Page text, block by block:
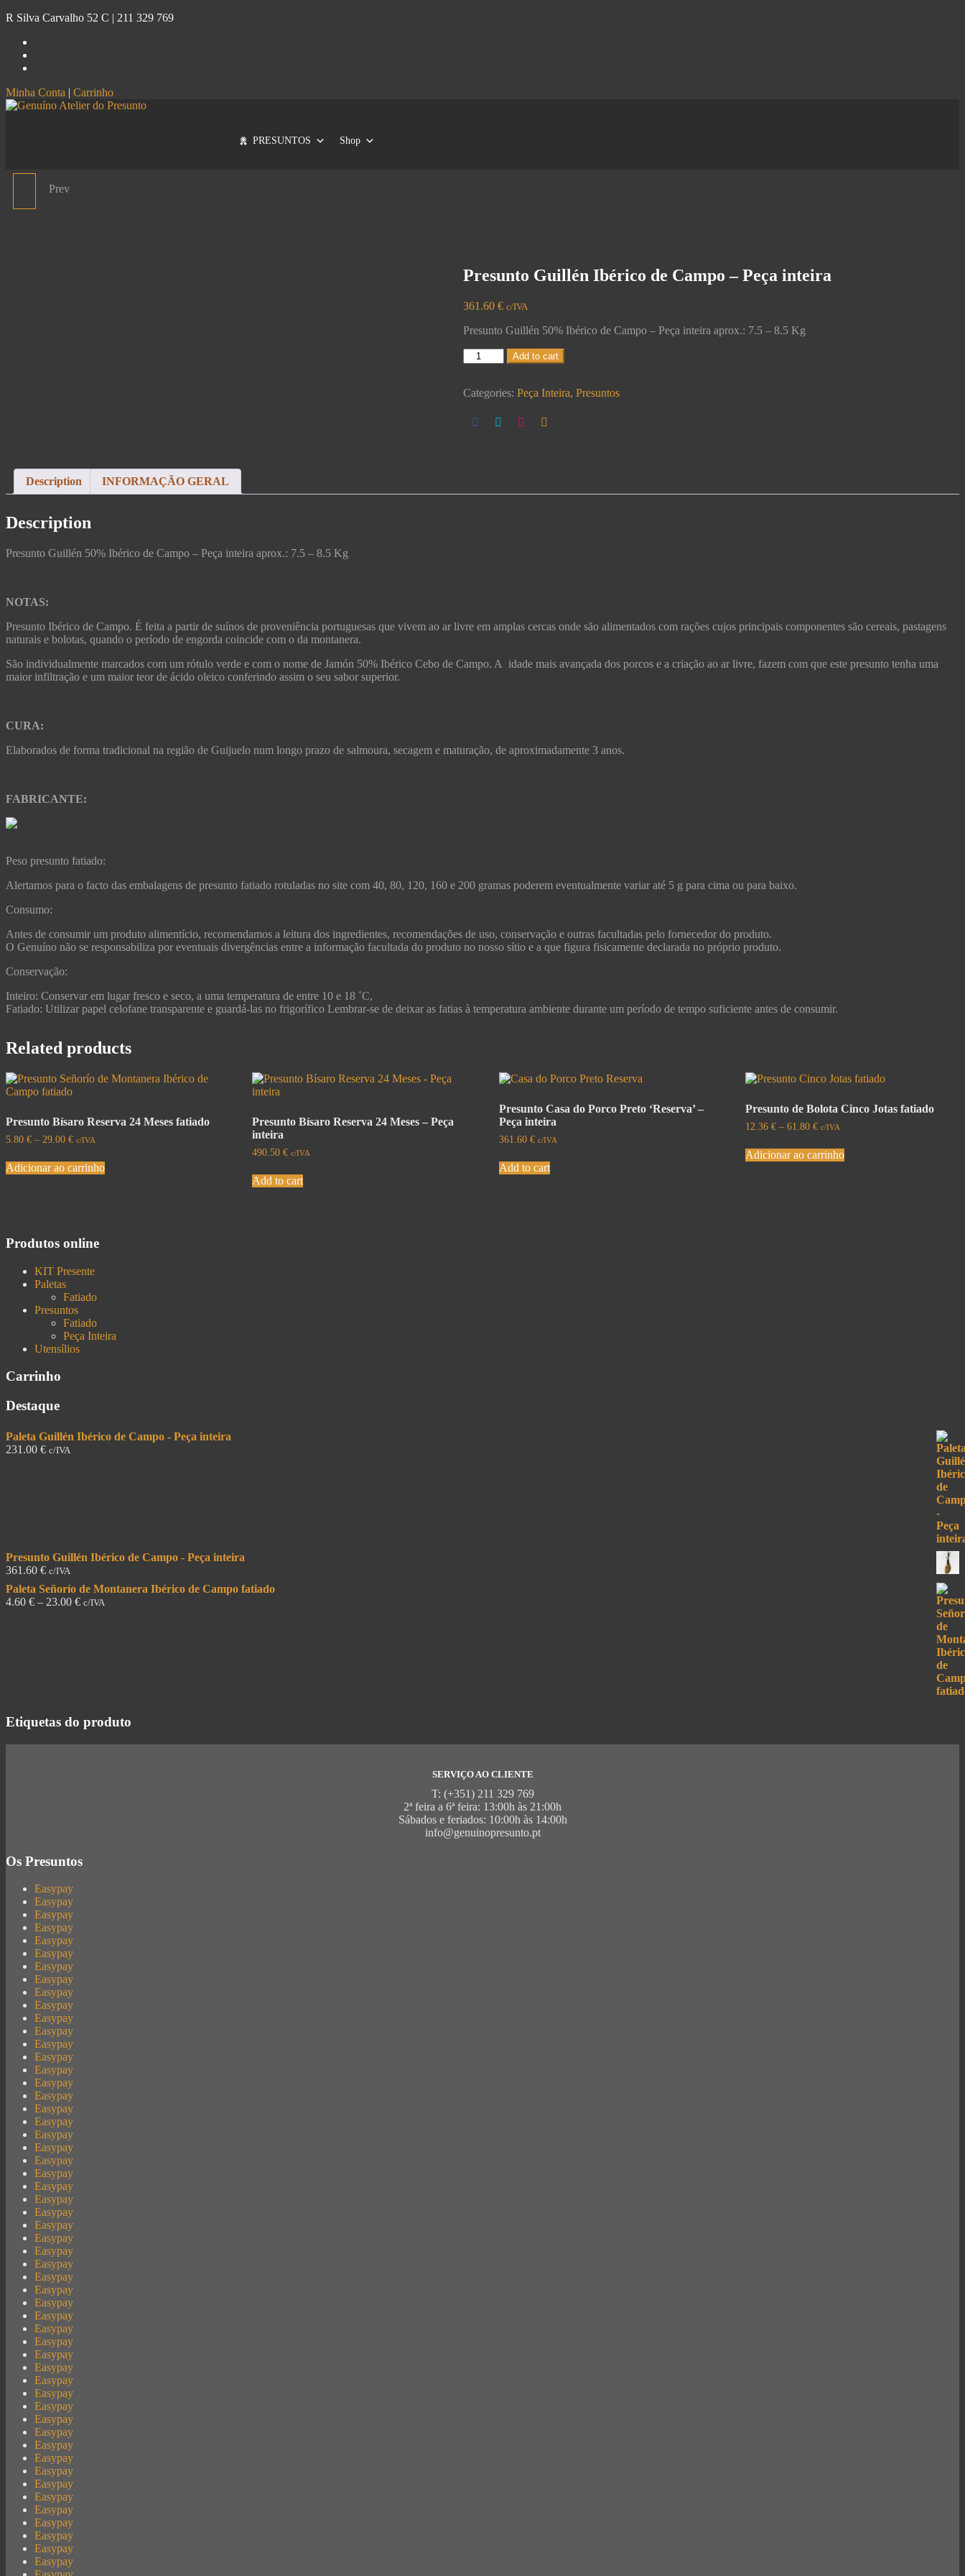
R Silva Carvalho 52 C | 211 329 769
Minha Conta | Carrinho
PRESUNTOS Shop
PALETA DE BOLOTA
Prev
Presunto Guillén Ibérico de Campo – Peça inteira
361.60€ c/IVA
Presunto Guillén 50% Ibérico de Campo – Peça inteira aprox.: 7.5 – 8.5 Kg
Add to cart
Categories:Peça Inteira,Presuntos
Description INFORMAÇÃO GERAL
Description
Presunto Guillén 50% Ibérico de Campo – Peça inteira aprox.: 7.5 – 8.5 Kg
NOTAS:
Presunto Ibérico de Campo. É feita a partir de suínos de proveniência portuguesas que vivem ao ar livre em amplas cercas onde são alimentados com rações cujos principais componentes são cereais, pastagens
naturais e bolotas, quando o período de engorda coincide com o da montanera.
São individualmente marcados com um rótulo verde e com o nome de Jamón 50% Ibérico Cebo de Campo. A idade mais avançada dos porcos e a criação ao ar livre, fazem com que este presunto tenha uma
maior infiltração e um maior teor de ácido oleico conferindo assim o seu sabor superior.
CURA:
Elaborados de forma tradicional na região de Guijuelo num longo prazo de salmoura, secagem e maturação, de aproximadamente 3 anos.
FABRICANTE:
Peso presunto fatiado:
Alertamos para o facto das embalagens de presunto fatiado rotuladas no site com 40, 80, 120, 160 e 200 gramas poderem eventualmente variar até 5 g para cima ou para baixo.
Consumo:
Antes de consumir um produto alimentício, recomendamos a leitura dos ingredientes, recomendações de uso, conservação e outras facultadas pelo fornecedor do produto.
O Genuíno não se responsabiliza por eventuais divergências entre a informação facultada do produto no nosso sítio e a que figura fisicamente declarada no próprio produto.
Conservação:
Inteiro: Conservar em lugar fresco e seco, a uma temperatura de entre 10 e 18 ˚C,
Fatiado: Utilizar papel celofane transparente e guardá-las no frigorífico Lembrar-se de deixar as fatias à temperatura ambiente durante um período de tempo suficiente antes de consumir.
Related products
Presunto Bísaro Reserva 24 Meses fatiado
5.80 € – 29.00 € c/IVA
Adicionar ao carrinho
Presunto Bísaro Reserva 24 Meses – Peça
inteira
490.50€ c/IVA
Add to cart
Presunto Casa do Porco Preto ‘Reserva’ –
Peça inteira
361.60 € c/IVA
Add to cart
Presunto de Bolota Cinco Jotas fatiado
12.36 € – 61.80 € c/IVA
Adicionar ao carrinho
Produtos online
KIT Presente
Paletas
Fatiado
Presuntos
Fatiado
Peça Inteira
Utensílios
Carrinho
Destaque
Paleta Guillén Ibérico de Campo - Peça inteira
231.00 € c/IVA
Presunto Guillén Ibérico de Campo - Peça inteira
361.60 € c/IVA
Paleta Señorío de Montanera Ibérico de Campo fatiado
4.60 € – 23.00 € c/IVA
Etiquetas do produto
SERVIÇO AO CLIENTE
T: (+351) 211 329 769
2ª feira a 6ª feira: 13:00h às 21:00h
Sábados e feriados: 10:00h às 14:00h
info@genuinopresunto.pt
Os Presuntos
Easypay
Easypay
Easypay
Easypay
Easypay
Easypay
Easypay
Easypay
Easypay
Easypay
Easypay
Easypay
Easypay
Easypay
Easypay
Easypay
Easypay
Easypay
Easypay
Easypay
Easypay
Easypay
Easypay
Easypay
Easypay
Easypay
Easypay
Easypay
Easypay
Easypay
Easypay
Easypay
Easypay
Easypay
Easypay
Easypay
Easypay
Easypay
Easypay
Easypay
Easypay
Easypay
Easypay
Easypay
Easypay
Easypay
Easypay
Easypay
Easypay
Easypay
Easypay
Easypay
Easypay